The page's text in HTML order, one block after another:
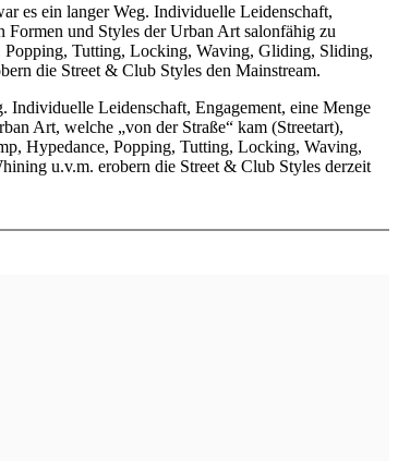
es ein langer Weg. Individuelle Leidenschaft,
Formen und Styles der Urban Art salonfähig zu
Popping, Tutting, Locking, Waving, Gliding, Sliding,
die Street & Club Styles den Mainstream.
Individuelle Leidenschaft, Engagement, eine Menge
Art, welche „von der Straße“ kam (Streetart),
Hypedance, Popping, Tutting, Locking, Waving,
u.v.m. erobern die Street & Club Styles derzeit